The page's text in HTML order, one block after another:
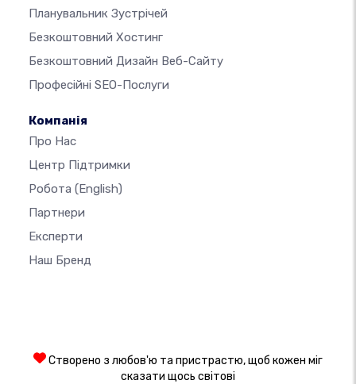
Планувальник Зустрічей
Безкоштовний Хостинг
Безкоштовний Дизайн Веб-Сайту
Професійні SEO-Послуги
Компанія
Про Нас
Центр Підтримки
Робота (English)
Партнери
Експерти
Наш Бренд
Створено з любов'ю та пристрастю, щоб кожен міг
сказати щось світові